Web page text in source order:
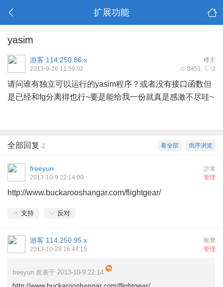
扩展功能
yasim
楼主
游客 114.250.86.x
8451 2
2013-9-26 11:59:02
请问谁有独立可以运行的yasim程序？或者没有接口函数但
是已经和fg分离得也行~要是能给我一份就真是感激不尽哇~
倒序浏览
看全部
全部回复 2
沙发
freeyun
管理
2013-10-9 22:14:00
http://www.buckarooshangar.com/flightgear/
支持 反对
板凳
游客 114.250.95.x
管理
2013-10-28 16:44:15
freeyun 发表于 2013-10-9 22:14